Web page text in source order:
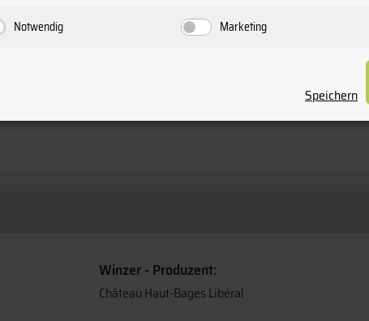
93-95/100 Pkte Weinwisser
Winzer - Produzent:
Château Haut-Bages Libéral
Notwendig Marketing
Speichern